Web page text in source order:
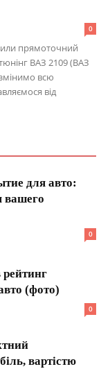
0
прямоточний
ВАЗ 2109 (ВАЗ
всю
від
для авто:
0
рейтинг
(фото)
0
вартістю